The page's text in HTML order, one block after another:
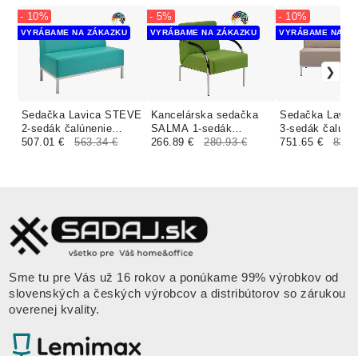
Sedačka Lavica STEVE
2-sedák čalúnenie
BOMBAY
VYRÁBAME NA ZÁKAZKU
- 10%
507.01 € 563.34 €
Kancelárska sedačka
SALMA 1-sedák
čalúnenie KOŽENKA
VYRÁBAME NA ZÁKAZKU
- 5%
266.89 € 280.93 €
Sedačka
3-sedák
KOŽENKA
VYRÁBAME NA
- 10%
751.65 €
Sme tu pre Vás už 16 rokov a ponúkame 99% výrobkov od
slovenských a českých výrobcov a distribútorov so zárukou
overenej kvality.